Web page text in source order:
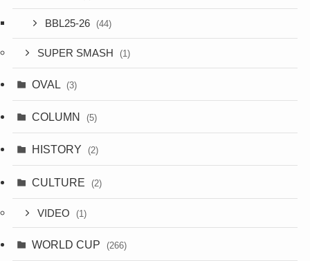
BBL25-26 (44)
SUPER SMASH (1)
OVAL (3)
COLUMN (5)
HISTORY (2)
CULTURE (2)
VIDEO (1)
WORLD CUP (266)